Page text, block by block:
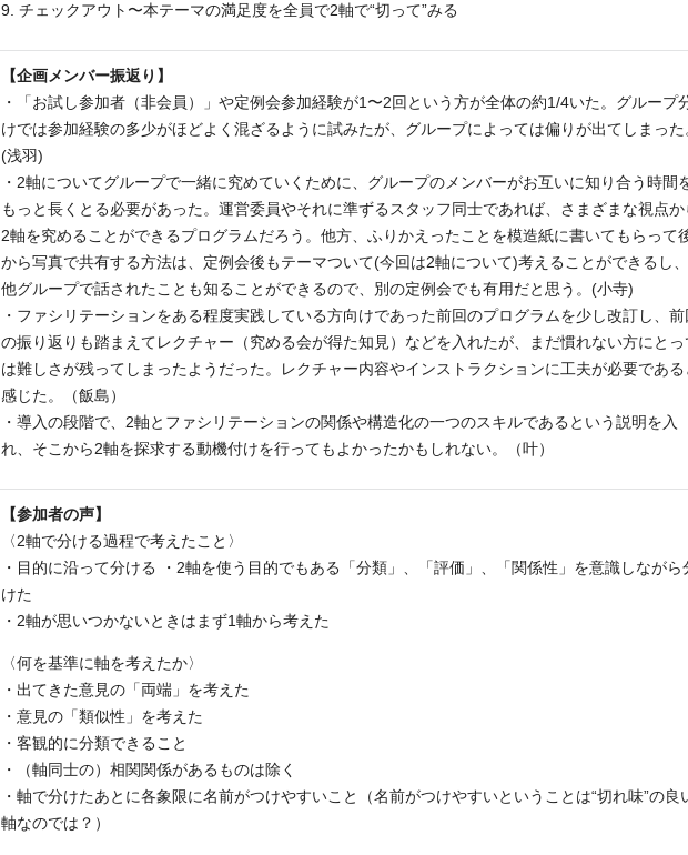
9. チェックアウト〜本テーマの満足度を全員で2軸で“切って”みる
【企画メンバー振返り】
・「お試し参加者（非会員）」や定例会参加経験が1〜2回という方が全体の約1/4いた。グループ
けでは参加経験の多少がほどよく混ざるように試みたが、グループによっては偏りが出てしまった
(浅羽)
・2軸についてグループで一緒に究めていくために、グループのメンバーがお互いに知り合う時間
もっと長くとる必要があった。運営委員やそれに準ずるスタッフ同士であれば、さまざまな視点か
2軸を究めることができるプログラムだろう。他方、ふりかえったことを模造紙に書いてもらって
から写真で共有する方法は、定例会後もテーマついて(今回は2軸について)考えることができるし、
他グループで話されたことも知ることができるので、別の定例会でも有用だと思う。(小寺)
・ファシリテーションをある程度実践している方向けであった前回のプログラムを少し改訂し、前
の振り返りも踏まえてレクチャー（究める会が得た知見）などを入れたが、まだ慣れない方にとっ
は難しさが残ってしまったようだった。レクチャー内容やインストラクションに工夫が必要である
感じた。（飯島）
・導入の段階で、2軸とファシリテーションの関係や構造化の一つのスキルであるという説明を入
れ、そこから2軸を探求する動機付けを行ってもよかったかもしれない。（叶）
【参加者の声】
〈2軸で分ける過程で考えたこと〉
・目的に沿って分ける ・2軸を使う目的でもある「分類」、「評価」、「関係性」を意識しながら
けた
・2軸が思いつかないときはまず1軸から考えた
〈何を基準に軸を考えたか〉
・出てきた意見の「両端」を考えた
・意見の「類似性」を考えた
・客観的に分類できること
・（軸同士の）相関関係があるものは除く
・軸で分けたあとに各象限に名前がつけやすいこと（名前がつけやすいということは“切れ味”の良
軸なのでは？）